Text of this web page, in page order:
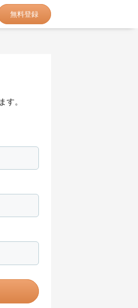
無料登録
す。